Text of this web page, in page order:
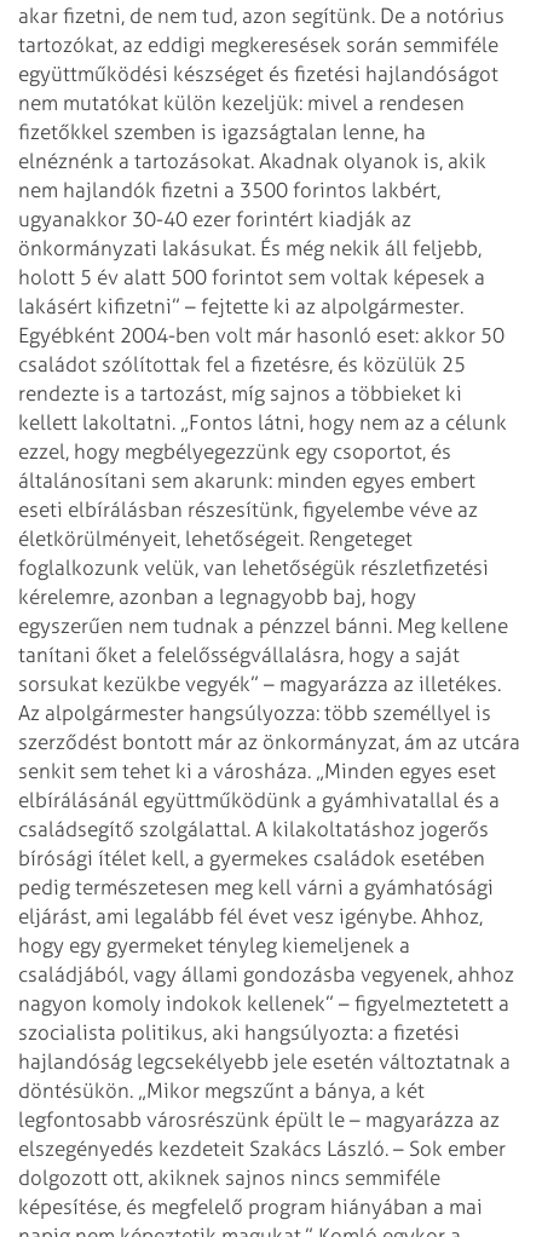
akar fizetni, de nem tud, azon segítünk. De a notórius
tartozókat, az eddigi megkeresések során semmiféle
együttműködési készséget és fizetési hajlandóságot
nem mutatókat külön kezeljük: mivel a rendesen
fizetőkkel szemben is igazságtalan lenne, ha
elnéznénk a tartozásokat. Akadnak olyanok is, akik
nem hajlandók fizetni a 3500 forintos lakbért,
ugyanakkor 30-40 ezer forintért kiadják az
önkormányzati lakásukat. És még nekik áll feljebb,
holott 5 év alatt 500 forintot sem voltak képesek a
lakásért kifizetni” – fejtette ki az alpolgármester.
Egyébként 2004-ben volt már hasonló eset: akkor 50
családot szólítottak fel a fizetésre, és közülük 25
rendezte is a tartozást, míg sajnos a többieket ki
kellett lakoltatni. „Fontos látni, hogy nem az a célunk
ezzel, hogy megbélyegezzünk egy csoportot, és
általánosítani sem akarunk: minden egyes embert
eseti elbírálásban részesítünk, figyelembe véve az
életkörülményeit, lehetőségeit. Rengeteget
foglalkozunk velük, van lehetőségük részletfizetési
kérelemre, azonban a legnagyobb baj, hogy
egyszerűen nem tudnak a pénzzel bánni. Meg kellene
tanítani őket a felelősségvállalásra, hogy a saját
sorsukat kezükbe vegyék” – magyarázza az illetékes.
Az alpolgármester hangsúlyozza: több személlyel is
szerződést bontott már az önkormányzat, ám az utcára
senkit sem tehet ki a városháza. „Minden egyes eset
elbírálásánál együttműködünk a gyámhivatallal és a
családsegítő szolgálattal. A kilakoltatáshoz jogerős
bírósági ítélet kell, a gyermekes családok esetében
pedig természetesen meg kell várni a gyámhatósági
eljárást, ami legalább fél évet vesz igénybe. Ahhoz,
hogy egy gyermeket tényleg kiemeljenek a
családjából, vagy állami gondozásba vegyenek, ahhoz
nagyon komoly indokok kellenek” – figyelmeztetett a
szocialista politikus, aki hangsúlyozta: a fizetési
hajlandóság legcsekélyebb jele esetén változtatnak a
döntésükön. „Mikor megszűnt a bánya, a két
legfontosabb városrészünk épült le – magyarázza az
elszegényedés kezdeteit Szakács László. – Sok ember
dolgozott ott, akiknek sajnos nincs semmiféle
képesítése, és megfelelő program hiányában a mai